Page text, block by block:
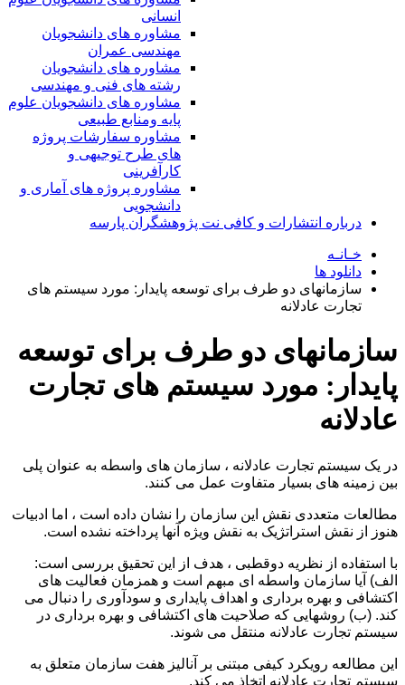
انسانی
مشاوره های دانشجویان
مهندسی عمران
مشاوره های دانشجویان
رشته های فنی و مهندسی
مشاوره های دانشجویان علوم
پایه ومنابع طبیعی
مشاوره سفارشات پروژه
های طرح توجیهی و
کارآفرینی
مشاوره پروژه های آماری و
دانشجویی
درباره انتشارات و کافی نت پژوهشگران پارسه
خـانـه
دانلود ها
سازمانهای دو طرف برای توسعه پایدار: مورد سیستم های
تجارت عادلانه
سازمانهای دو طرف برای توسعه
پایدار: مورد سیستم های تجارت
عادلانه
در یک سیستم تجارت عادلانه ، سازمان های واسطه به عنوان پلی
بین زمینه های بسیار متفاوت عمل می کنند.
مطالعات متعددی نقش این سازمان را نشان داده است ، اما ادبیات
هنوز از نقش استراتژیک به نقش ویژه آنها پرداخته نشده است.
با استفاده از نظریه دوقطبی ، هدف از این تحقیق بررسی است:
الف) آیا سازمان واسطه ای مبهم است و همزمان فعالیت های
اکتشافی و بهره برداری و اهداف پایداری و سودآوری را دنبال می
کند. (ب) روشهایی که صلاحیت های اکتشافی و بهره برداری در
سیستم تجارت عادلانه منتقل می شوند.
این مطالعه رویکرد کیفی مبتنی بر آنالیز هفت سازمان متعلق به
سیستم تجارت عادلانه اتخاذ می کند.